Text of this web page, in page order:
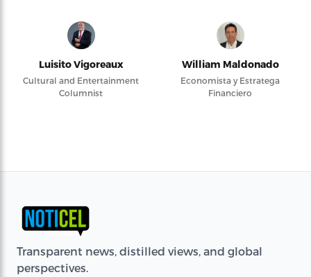
Luisito Vigoreaux
Cultural and Entertainment
Columnist
William Maldonado
Economista y Estratega
Financiero
Transparent news, distilled views, and global
perspectives.